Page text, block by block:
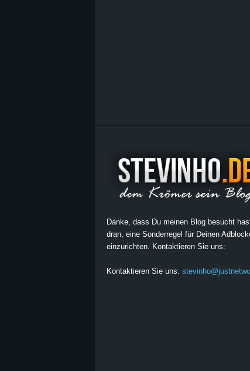
Danke, dass Du meinen Blog besucht
dran, eine Sonderregel für Deinen
einzurichten. Kontaktieren Sie uns:
Kontaktieren Sie uns: